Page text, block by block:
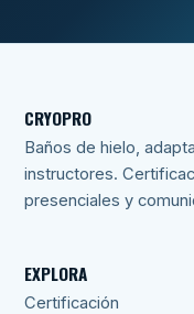
CRYOPRO
Baños de hielo,
instructores.
presenciales y
EXPLORA
Certificación